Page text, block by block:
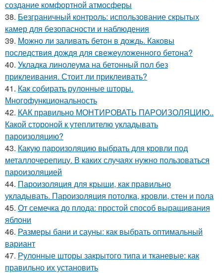
создание комфортной атмосферы
38. Безграничный контроль: использование скрытых
камер для безопасности и наблюдения
39. Можно ли заливать бетон в дождь. Каковы
последствия дождя для свежеуложенного бетона?
40. Укладка линолеума на бетонный пол без
приклеивания. Стоит ли приклеивать?
41. Как собирать рулонные шторы.
Многофункциональность
42. КАК правильно МОНТИРОВАТЬ ПАРОИЗОЛЯЦИЮ..
Какой стороной к утеплителю укладывать
пароизоляцию?
43. Какую пароизоляцию выбрать для кровли под
металлочерепицу. В каких случаях нужно пользоваться
пароизоляцией
44. Пароизоляция для крыши, как правильно
укладывать. Пароизоляция потолка, кровли, стен и пола
45. От семечка до плода: простой способ выращивания
яблони
46. Размеры бани и сауны: как выбрать оптимальный
вариант
47. Рулонные шторы закрытого типа и тканевые: как
правильно их установить